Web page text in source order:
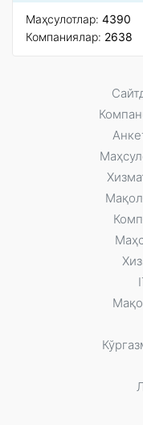
Маҳсулотлар: 4390
Компаниялар: 2638